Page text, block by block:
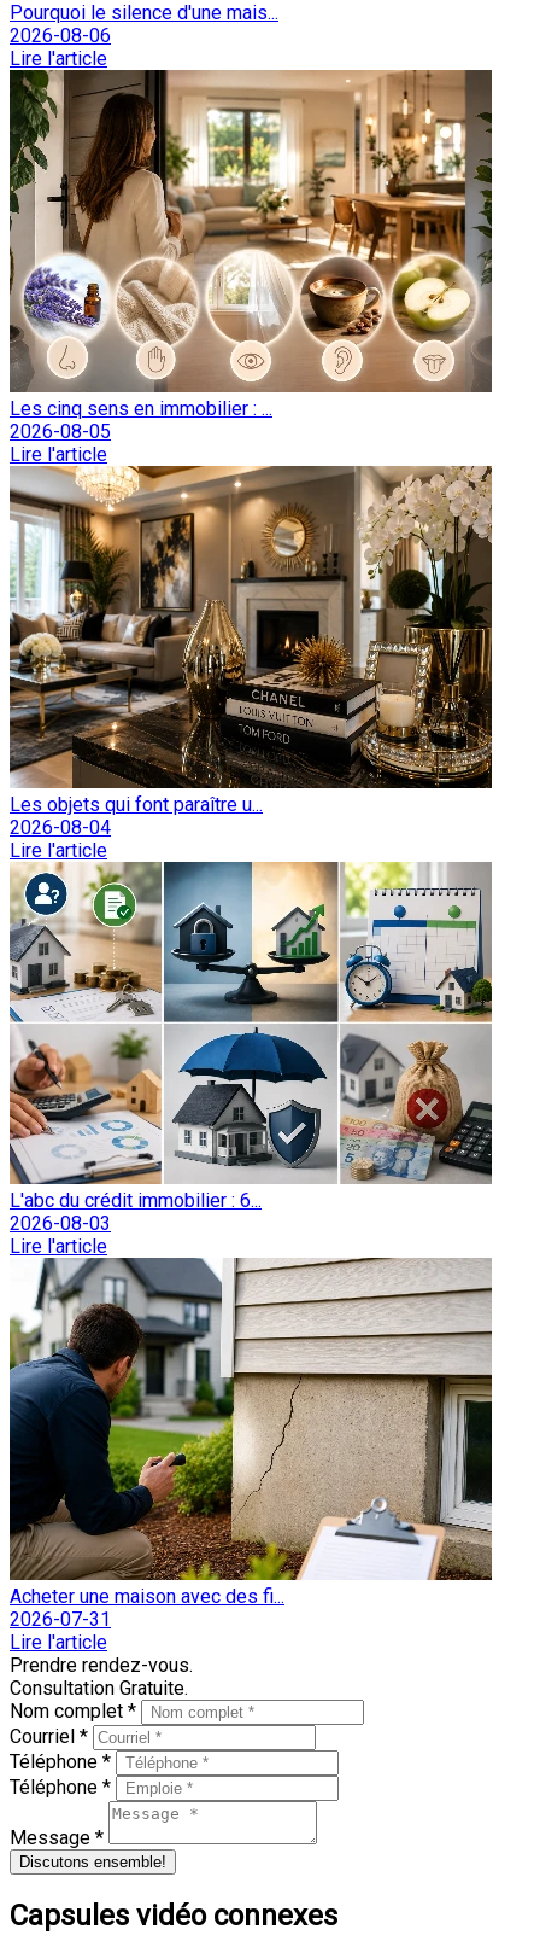
Pourquoi le silence d'une mais...
2026-08-06
Lire l'article
Les cinq sens en immobilier : ...
2026-08-05
Lire l'article
Les objets qui font paraître u...
2026-08-04
Lire l'article
L'abc du crédit immobilier : 6...
2026-08-03
Lire l'article
Acheter une maison avec des fi...
2026-07-31
Lire l'article
Prendre rendez-vous.
Consultation Gratuite.
Nom complet *
Courriel *
Téléphone *
Téléphone *
Message *
Discutons ensemble!
Capsules vidéo connexes